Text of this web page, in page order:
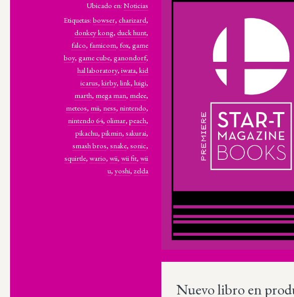
Ubicado en:Noticias
Etiquetas:bowser,charizard,
donkey kong,duck hunt,
falco, famicom, fox,game
boy,game cube,ganondorf,
hal laboratory,iwata,kid
icarus,kirby,link,luigi,
marth, mega man, melee,
meteos, mii, ness, nintendo,
nintendo 64,olimar,peach,
pikachu,pikmin,sakurai,
smash bros,snake,sonic,
squirtle,wario,wii,wii fit,wii
u,yoshi,zelda
Nuevo libro en